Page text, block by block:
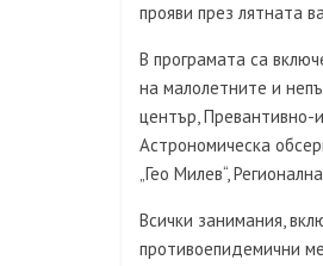
прояви през лятната
В програмата са
на малолетните и
център, Превантивно-
Астрономическа
„Гео Милев“,
Всички занимания,
противоепидемични